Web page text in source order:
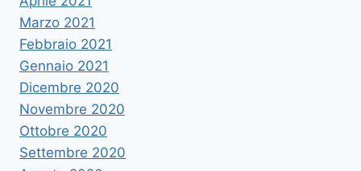
Marzo 2021
Febbraio 2021
Gennaio 2021
Dicembre 2020
Novembre 2020
Ottobre 2020
Settembre 2020